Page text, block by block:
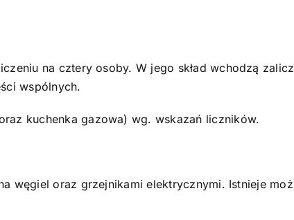
na cztery osoby. W jego skład wchodzą
wspólnych.
kuchenka gazowa) wg. wskazań liczników.
węgiel oraz grzejnikami elektrycznymi. Istnieje